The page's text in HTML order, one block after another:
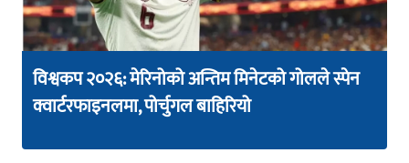
विश्वकप २०२६: मेरिनोको अन्तिम मिनेटको गोलले स्पेन
क्वार्टरफाइनलमा, पोर्चुगल बाहिरियो